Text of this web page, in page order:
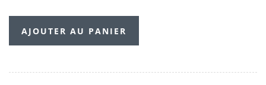
AJOUTER AU PANIER